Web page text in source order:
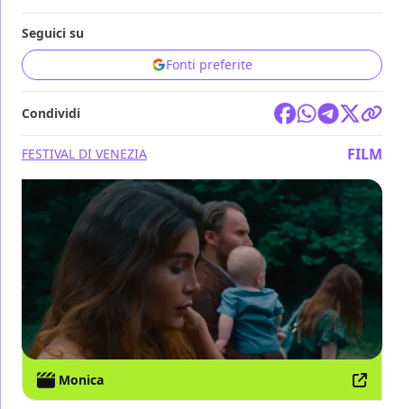
Seguici su
Fonti preferite
Condividi
FESTIVAL DI VENEZIA FILM
Monica